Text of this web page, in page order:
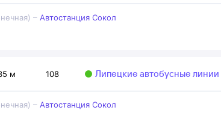
– Автостанция Сокол
м 108 Липецкие автобусные линии
– Автостанция Сокол